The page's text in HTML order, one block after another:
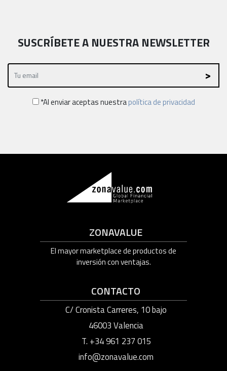
SUSCRÍBETE A NUESTRA NEWSLETTER
*Al enviar aceptas nuestrapolítica de privacidad
ZONAVALUE
El mayor marketplace de productos de
inversión con ventajas.
CONTACTO
C/ Cronista Carreres, 10 bajo
46003 Valencia
T. +34 961 237 015
info@zonavalue.com